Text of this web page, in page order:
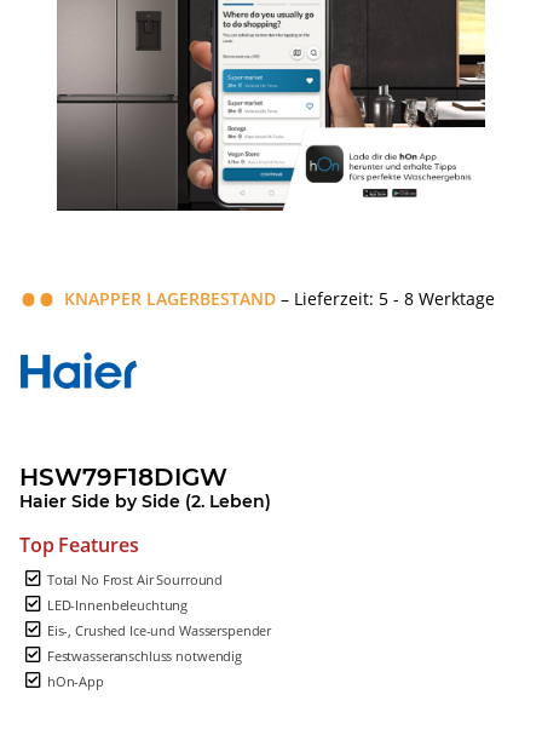
KNAPPER LAGERBESTAND – Lieferzeit: 5 - 8 Werktage
HSW79F18DIGW
Haier Side by Side (2. Leben)
Top Features
Total No Frost Air Sourround
LED-Innenbeleuchtung
Eis-, Crushed Ice-und Wasserspender
Festwasseranschluss notwendig
hOn-App